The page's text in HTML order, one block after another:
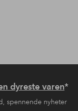
dyreste varen*
spennende nyheter